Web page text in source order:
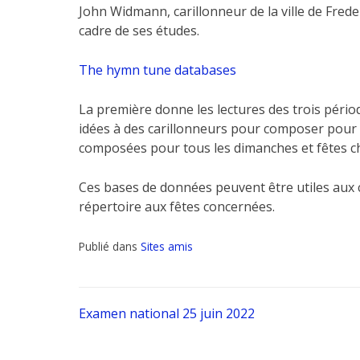
John Widmann, carillonneur de la ville de
cadre de ses études.
The hymn tune databases
La première donne les lectures des trois
idées à des carillonneurs pour composer
composées pour tous les dimanches et fêtes
Ces bases de données peuvent être utiles
répertoire aux fêtes concernées.
Publié dans Sites amis
Navigation
Examen national 25 juin 2022